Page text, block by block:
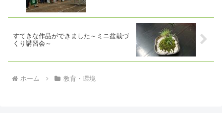
すてきな作品ができました～ミニ盆栽づ
くり講習会～
ホーム 教育・環境